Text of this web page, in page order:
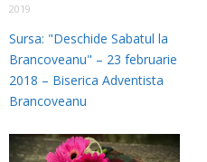
2019
Sursa: "Deschide Sabatul la
Brancoveanu" – 23 februarie
2018 – Biserica Adventista
Brancoveanu